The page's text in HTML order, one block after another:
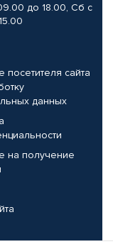
до 18.00, Сб с
посетителя сайта
данных
на получение